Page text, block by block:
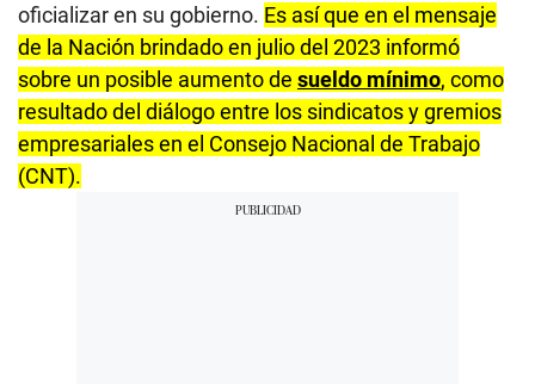
oficializar en su gobierno. Es así que en el mensaje
de la Nación brindado en julio del 2023 informó
sobre un posible aumento de sueldo mínimo, como
resultado del diálogo entre los sindicatos y gremios
empresariales en el Consejo Nacional de Trabajo
(CNT).